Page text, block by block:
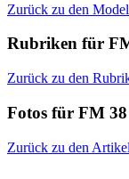
Zurück zu den
Rubriken für
Zurück zu den
Fotos für FM
Zurück zu den